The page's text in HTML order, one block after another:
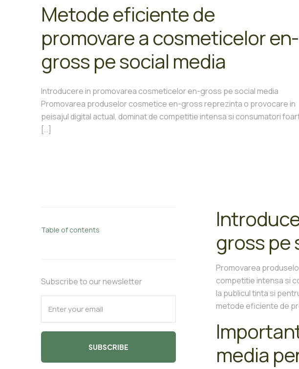
Metode eficiente de
promovare a cosmeticelor en-
gross pe social media
Introducere in promovarea cosmeticelor en-gross pe social media
Promovarea produselor cosmetice en-gross reprezinta o provocare in
peisajul digital actual, dominat de competitie intensa si consumatori
[…]
Table of contents
Subscribe to our newsletter
gross pe
Promovarea
competitie intensa si
la publicul tinta si
metode eficiente de
media